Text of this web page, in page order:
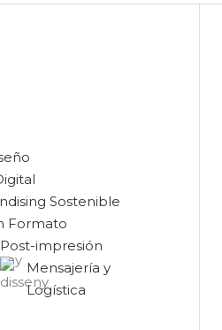
Sostenible
Formato
Post-impresión
Mensajería y
Logística